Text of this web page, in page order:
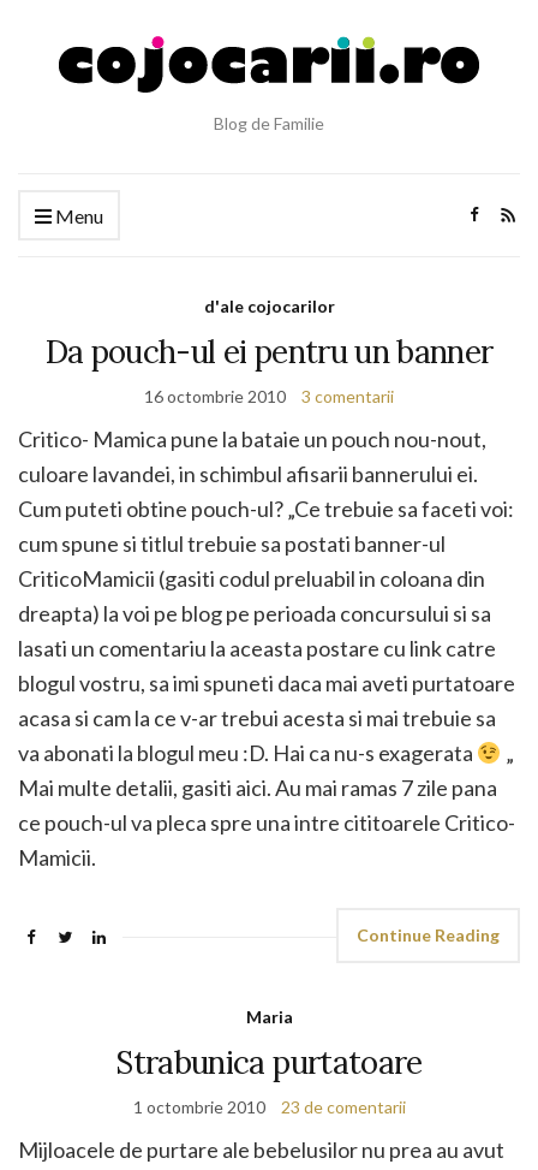
Blog de Familie
Menu
d'ale cojocarilor
Da pouch-ul ei pentru un banner
16 octombrie 2010 3 comentarii
Critico- Mamica pune la bataie un pouch nou-nout,
culoare lavandei, in schimbul afisarii bannerului ei.
Cum puteti obtine pouch-ul? „Ce trebuie sa faceti voi:
cum spune si titlul trebuie sa postati banner-ul
CriticoMamicii (gasiti codul preluabil in coloana din
dreapta) la voi pe blog pe perioada concursului si sa
lasati un comentariu la aceasta postare cu link catre
blogul vostru, sa imi spuneti daca mai aveti purtatoare
acasa si cam la ce v-ar trebui acesta si mai trebuie sa
va abonati la blogul meu :D. Hai ca nu-s exagerata
„
Mai multe detalii, gasiti aici. Au mai ramas 7 zile pana
ce pouch-ul va pleca spre una intre cititoarele Critico-
Mamicii.
Continue Reading
Maria
Strabunica purtatoare
1 octombrie 2010 23 de comentarii
Mijloacele de purtare ale bebelusilor nu prea au avut